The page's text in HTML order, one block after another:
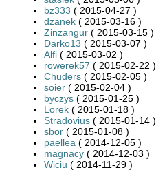
bz333 ( 2015-04-27 )
dzanek ( 2015-03-16 )
Zinzangur ( 2015-03-15 )
Darko13 ( 2015-03-07 )
Alfi ( 2015-03-02 )
rowerek57 ( 2015-02-22 )
Chuders ( 2015-02-05 )
soier ( 2015-02-04 )
byczys ( 2015-01-25 )
Lorek ( 2015-01-18 )
Stradovius ( 2015-01-14 )
sbor ( 2015-01-08 )
paellea ( 2014-12-05 )
magnacy ( 2014-12-03 )
Wiciu ( 2014-11-29 )